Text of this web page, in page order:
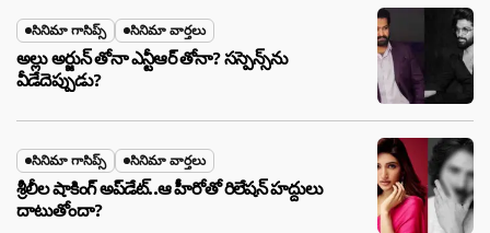
సినిమా గాసిప్స్ సినిమా వార్తలు
అల్లు అర్జున్ తోనా ఎన్టీఆర్ తోనా? సస్పెన్స్‌ను
వీడేదెప్పుడు?
సినిమా గాసిప్స్ సినిమా వార్తలు
శ్రీలీల షాకింగ్ అప్‌డేట్..ఆ హీరోతో రిలేషన్ హద్దులు
దాటుతోందా?